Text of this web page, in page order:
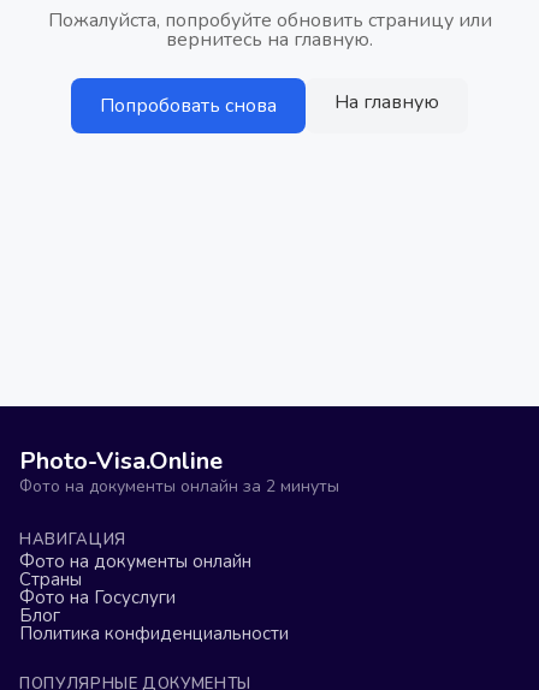
Пожалуйста, попробуйте обновить страницу или
вернитесь на главную.
Попробовать снова На главную
Photo-Visa.Online
Фото на документы онлайн за 2 минуты
НАВИГАЦИЯ
Фото на документы онлайн
Страны
Фото на Госуслуги
Блог
Политика конфиденциальности
ПОПУЛЯРНЫЕ ДОКУМЕНТЫ